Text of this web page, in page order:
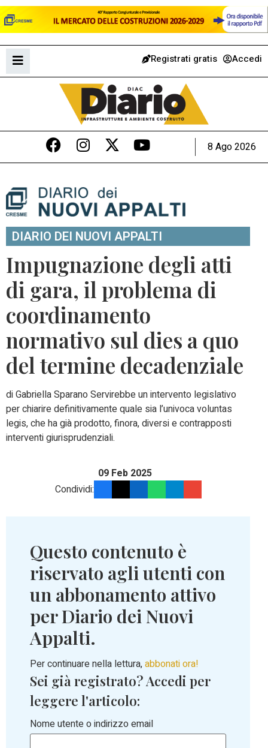
Registrati gratis Accedi
8 Ago 2026
DIARIO DEI NUOVI APPALTI
Impugnazione degli atti
di gara, il problema di
coordinamento
normativo sul dies a quo
del termine decadenziale
di Gabriella Sparano Servirebbe un intervento legislativo
per chiarire definitivamente quale sia l’univoca voluntas
legis, che ha già prodotto, finora, diversi e contrapposti
interventi giurisprudenziali.
09 Feb 2025
Condividi:
Questo contenuto è
riservato agli utenti con
un abbonamento attivo
per Diario dei Nuovi
Appalti.
Per continuare nella lettura,abbonati ora!
Sei già registrato? Accedi per
leggere l'articolo:
Nome utente o indirizzo email